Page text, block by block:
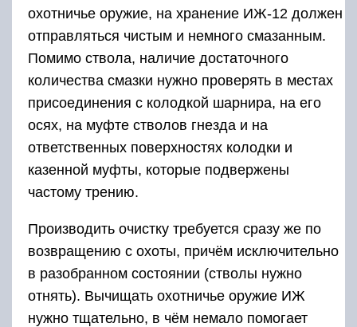
охотничье оружие, на хранение ИЖ-12 должен
отправляться чистым и немного смазанным.
Помимо ствола, наличие достаточного
количества смазки нужно проверять в местах
присоединения с колодкой шарнира, на его
осях, на муфте стволов гнезда и на
ответственных поверхностях колодки и
казенной муфты, которые подвержены
частому трению.
Производить очистку требуется сразу же по
возвращению с охоты, причём исключительно
в разобранном состоянии (стволы нужно
отнять). Вычищать охотничье оружие ИЖ
нужно тщательно, в чём немало помогает